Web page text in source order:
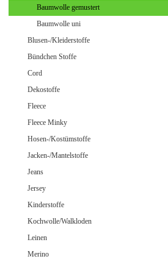
Baumwolle gemustert
Baumwolle uni
Blusen-/Kleiderstoffe
Bündchen Stoffe
Cord
Dekostoffe
Fleece
Fleece Minky
Hosen-/Kostümstoffe
Jacken-/Mantelstoffe
Jeans
Jersey
Kinderstoffe
Kochwolle/Walkloden
Leinen
Merino